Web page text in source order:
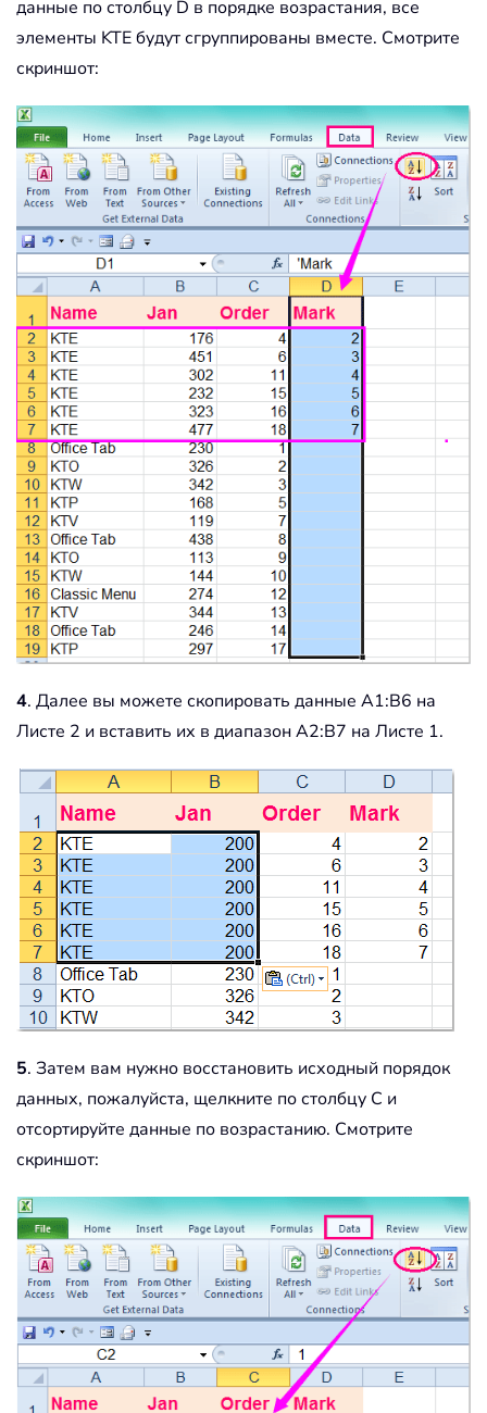
данные по столбцу D в порядке возрастания, все
элементы KTE будут сгруппированы вместе. Смотрите
скриншот:
4. Далее вы можете скопировать данные A1:B6 на
Листе 2 и вставить их в диапазон A2:B7 на Листе 1.
5. Затем вам нужно восстановить исходный порядок
данных, пожалуйста, щелкните по столбцу C и
отсортируйте данные по возрастанию. Смотрите
скриншот: